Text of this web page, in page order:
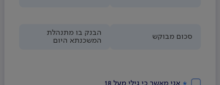
סכום מבוקש
הבנק בו מתנהלת
המשכנתא היום